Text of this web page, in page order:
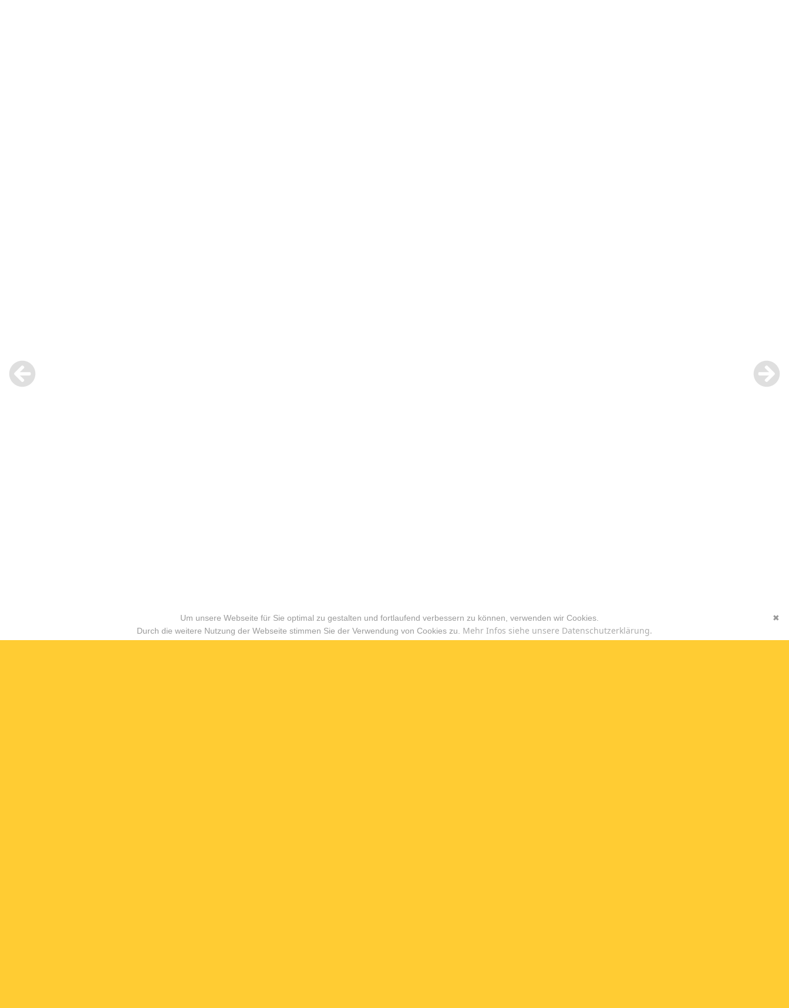
✖
Um unsere Webseite für Sie optimal zu gestalten und fortlaufend verbessern zu können, verwenden wir Cookies.
Durch die weitere Nutzung der Webseite stimmen Sie der Verwendung von Cookies zu. Mehr Infos siehe unsere Datenschutzerklärung.